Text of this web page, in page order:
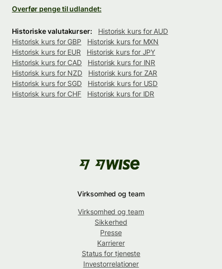
Overfør penge til udlandet:
Historiske valutakurser:
Historisk kurs for AUD
Historisk kurs for GBP
Historisk kurs for MXN
Historisk kurs for EUR
Historisk kurs for JPY
Historisk kurs for CAD
Historisk kurs for INR
Historisk kurs for NZD
Historisk kurs for ZAR
Historisk kurs for SGD
Historisk kurs for USD
Historisk kurs for CHF
Historisk kurs for IDR
Virksomhed og team
Virksomhed og team
Sikkerhed
Presse
Karrierer
Status for tjeneste
Investorrelationer